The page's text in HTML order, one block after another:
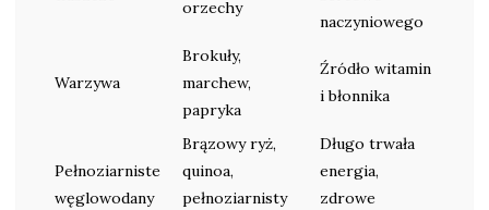
orzechy
naczyniowego
Warzywa
Brokuły,
marchew,
papryka
Źródło witamin
i błonnika
Pełnoziarniste
węglowodany
Brązowy ryż,
quinoa,
pełnoziarnisty
Długo trwała
energia,
zdrowe